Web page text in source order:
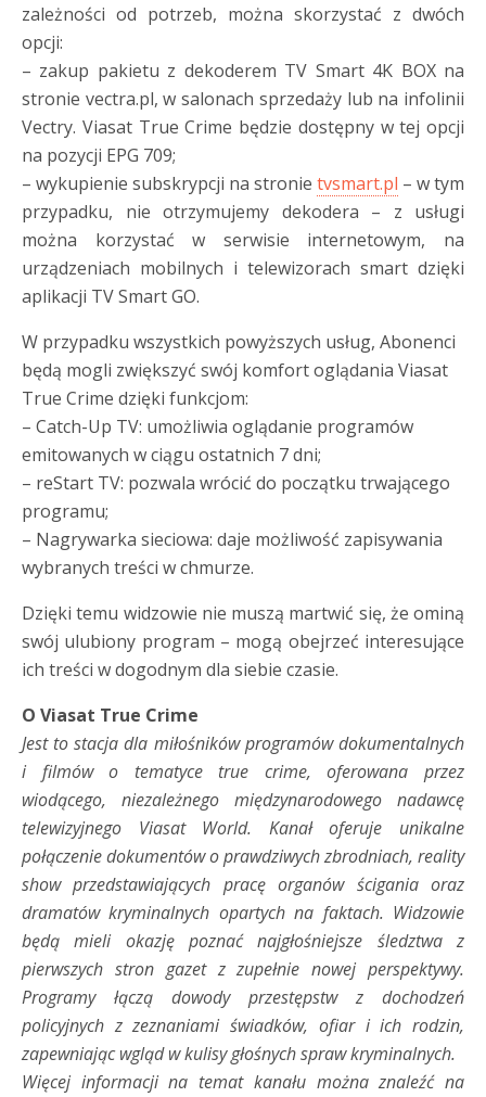
zależności od potrzeb, można skorzystać z dwóch
opcji:
– zakup pakietu z dekoderem TV Smart 4K BOX na
stronie vectra.pl, w salonach sprzedaży lub na infolinii
Vectry. Viasat True Crime będzie dostępny w tej opcji
na pozycji EPG 709;
– wykupienie subskrypcji na stronie tvsmart.pl – w tym
przypadku, nie otrzymujemy dekodera – z usługi
można korzystać w serwisie internetowym, na
urządzeniach mobilnych i telewizorach smart dzięki
aplikacji TV Smart GO.
W przypadku wszystkich powyższych usług, Abonenci
będą mogli zwiększyć swój komfort oglądania Viasat
True Crime dzięki funkcjom:
– Catch-Up TV: umożliwia oglądanie programów
emitowanych w ciągu ostatnich 7 dni;
– reStart TV: pozwala wrócić do początku trwającego
programu;
– Nagrywarka sieciowa: daje możliwość zapisywania
wybranych treści w chmurze.
Dzięki temu widzowie nie muszą martwić się, że ominą
swój ulubiony program – mogą obejrzeć interesujące
ich treści w dogodnym dla siebie czasie.
O Viasat True Crime
Jest to stacja dla miłośników programów dokumentalnych
i filmów o tematyce true crime, oferowana przez
wiodącego, niezależnego międzynarodowego nadawcę
telewizyjnego Viasat World. Kanał oferuje unikalne
połączenie dokumentów o prawdziwych zbrodniach, reality
show przedstawiających pracę organów ścigania oraz
dramatów kryminalnych opartych na faktach. Widzowie
będą mieli okazję poznać najgłośniejsze śledztwa z
pierwszych stron gazet z zupełnie nowej perspektywy.
Programy łączą dowody przestępstw z dochodzeń
policyjnych z zeznaniami świadków, ofiar i ich rodzin,
zapewniając wgląd w kulisy głośnych spraw kryminalnych.
Więcej informacji na temat kanału można znaleźć na